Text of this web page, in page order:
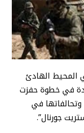
الهادئ
في خطوة حفزت
وتحالفاتها في
جورنال”.